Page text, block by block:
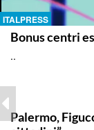
ITALPRESS
Bonus centri
..
PALERMO
Palermo,